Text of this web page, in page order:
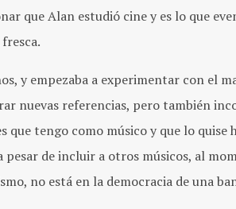
que Alan estudió cine y es lo que
y empezaba a experimentar con el
nuevas referencias, pero también
tengo como músico y que lo quise
de incluir a otros músicos, al
no está en la democracia de una